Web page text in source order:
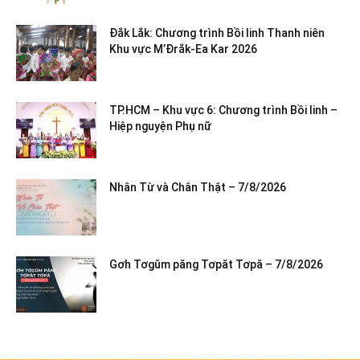
Đắk Lắk: Chương trình Bồi linh Thanh niên
Khu vực M’Đrắk-Ea Kar 2026
TP.HCM – Khu vực 6: Chương trình Bồi linh –
Hiệp nguyện Phụ nữ
Nhân Từ và Chân Thật – 7/8/2026
Gơh Tơgŭm păng Tơpăt Tơpă – 7/8/2026